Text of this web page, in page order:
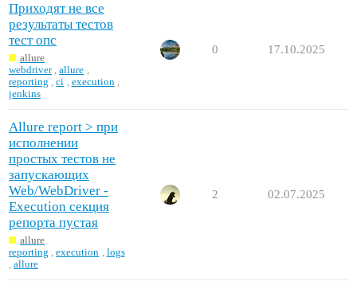
Приходят не все
результаты тестов
тест опс
allure
webdriver ,allure
reporting
,ci execution
jenkins
0 17.10.2025
Allure report > при
исполнении
простых тестов не
запускающих
Web/WebDriver -
Execution секция
репорта пустая
allure
reporting
,execution
logs
allure
2 02.07.2025